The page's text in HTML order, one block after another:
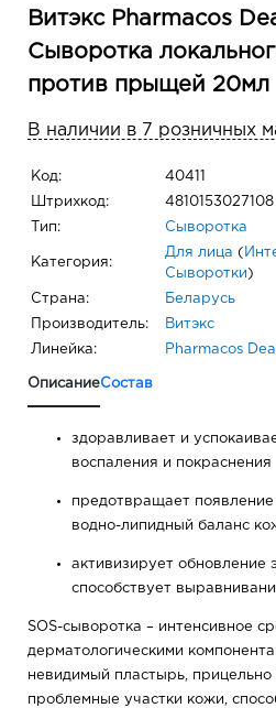
Витэкс Pharmacos
Сыворотка
против прыщей 20мл
В наличии в 7 розничных
Код: 40411
Штрихкод: 4810153027108
Тип: Сыворотка
Категория:
Для лица (
Сыворотки )
Страна: Беларусь
Производитель: Витэкс
Линейка: Pharmacos
ОписаниеСостав
здоравливает и
воспаления и покраснения
предотвращает
водно-липидный баланс
активизирует обновление
способствует
SOS-сыворотка – интенсивное
дерматологическими
невидимый пластырь, прицельно
проблемные участки кожи,